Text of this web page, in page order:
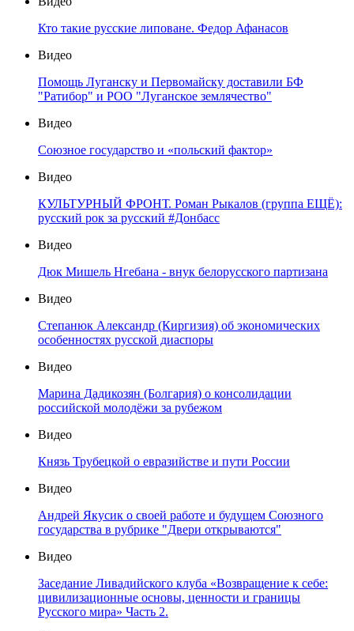
Кто такие русские липоване. Федор Афанасов
Видео
Помощь Луганску и Первомайску доставили БФ
"Ратибор" и РОО "Луганское землячество"
Видео
Союзное государство и «польский фактор»
Видео
КУЛЬТУРНЫЙ ФРОНТ. Роман Рыкалов (группа ЕЩЁ):
русский рок за русский #Донбасс
Видео
Дюк Мишель Нгебана - внук белорусского партизана
Видео
Степанюк Александр (Киргизия) об экономических
особенностях русской диаспоры
Видео
Марина Дадикозян (Болгария) о консолидации
российской молодёжи за рубежом
Видео
Князь Трубецкой о евразийстве и пути России
Видео
Андрей Якусик о своей работе и будущем Союзного
государства в рубрике "Двери открываются"
Видео
Заседание Ливадийского клуба «Возвращение к себе:
цивилизационные основы, ценности и границы
Русского мира» Часть 2.